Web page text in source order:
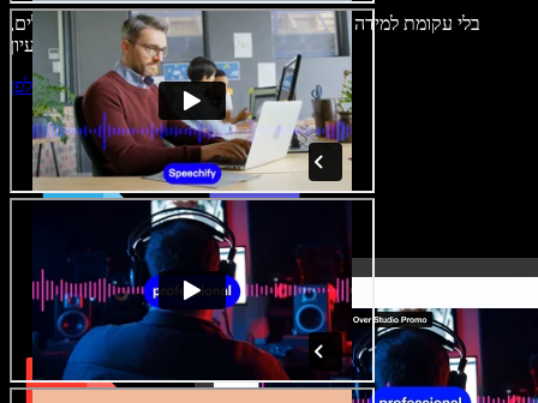
בלי עקומת למידה – הכול זמין בדפדפן. יוצרי תוכן כבר לא מוגבלים,
התחילו ליצור באולפן